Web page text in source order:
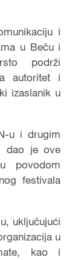
i
u Beču i
podrži
autoritet i
izaslanik u
u i drugim
dao je ove
povodom
festivala
uključujući
u
kao i